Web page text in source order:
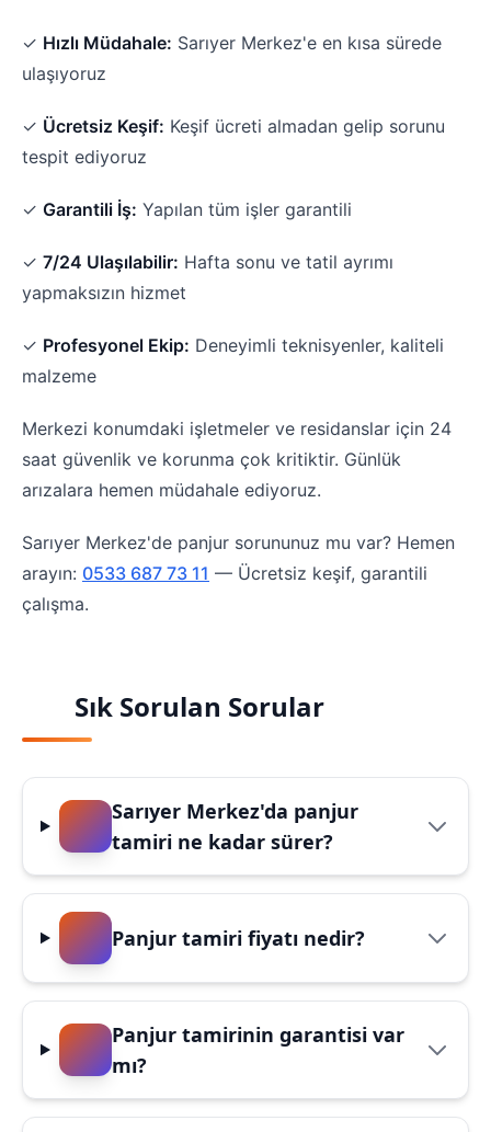
✓ Hızlı Müdahale: Sarıyer Merkez'e en kısa sürede
ulaşıyoruz
✓ Ücretsiz Keşif: Keşif ücreti almadan gelip sorunu
tespit ediyoruz
✓ Garantili İş: Yapılan tüm işler garantili
✓ 7/24 Ulaşılabilir: Hafta sonu ve tatil ayrımı
yapmaksızın hizmet
✓ Profesyonel Ekip: Deneyimli teknisyenler, kaliteli
malzeme
Merkezi konumdaki işletmeler ve residanslar için 24
saat güvenlik ve korunma çok kritiktir. Günlük
arızalara hemen müdahale ediyoruz.
Sarıyer Merkez'de panjur sorununuz mu var? Hemen
arayın: 0533 687 73 11 — Ücretsiz keşif, garantili
çalışma.
Sık Sorulan Sorular
Sarıyer Merkez'da panjur
tamiri ne kadar sürer?
Panjur tamiri fiyatı nedir?
Panjur tamirinin garantisi var
mı?